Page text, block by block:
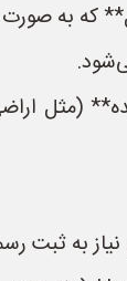
که به
(مثل